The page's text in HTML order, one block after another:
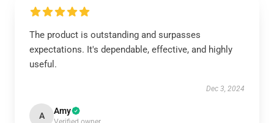
The product is outstanding and surpasses
expectations. It's dependable, effective, and highly
useful.
Dec 3, 2024
A Amy